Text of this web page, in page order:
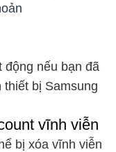
nếu bạn đã
bị Samsung
vĩnh viễn
bị xóa vĩnh viễn